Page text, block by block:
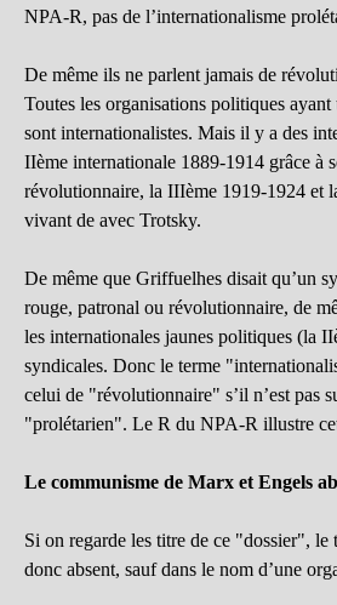
NPA-R, pas de l’internationalisme
De même ils ne parlent jamais de
Toutes les organisations politiques
sont internationalistes. Mais il y a des
IIème internationale 1889-1914 grâce à
révolutionnaire, la IIIème 1919-1924 et
vivant de avec Trotsky.
De même que Griffuelhes disait qu’un
rouge, patronal ou révolutionnaire, de
les internationales jaunes politiques (la
syndicales. Donc le terme
celui de "révolutionnaire" s’il n’est pas
"prolétarien". Le R du NPA-R illustre
Le communisme de Marx et Engels
Si on regarde les titre de ce "dossier", le
donc absent, sauf dans le nom d’une